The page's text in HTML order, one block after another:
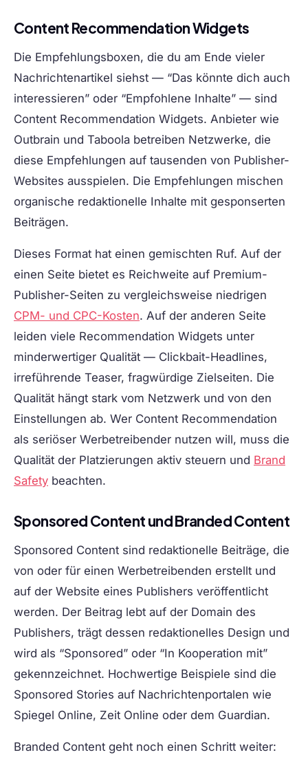
Content Recommendation Widgets
Die Empfehlungsboxen, die du am Ende vieler
Nachrichtenartikel siehst — “Das könnte dich auch
interessieren” oder “Empfohlene Inhalte” — sind
Content Recommendation Widgets. Anbieter wie
Outbrain und Taboola betreiben Netzwerke, die
diese Empfehlungen auf tausenden von Publisher-
Websites ausspielen. Die Empfehlungen mischen
organische redaktionelle Inhalte mit gesponserten
Beiträgen.
Dieses Format hat einen gemischten Ruf. Auf der
einen Seite bietet es Reichweite auf Premium-
Publisher-Seiten zu vergleichsweise niedrigen
CPM- und CPC-Kosten. Auf der anderen Seite
leiden viele Recommendation Widgets unter
minderwertiger Qualität — Clickbait-Headlines,
irreführende Teaser, fragwürdige Zielseiten. Die
Qualität hängt stark vom Netzwerk und von den
Einstellungen ab. Wer Content Recommendation
als seriöser Werbetreibender nutzen will, muss die
Qualität der Platzierungen aktiv steuern und Brand
Safety beachten.
Sponsored Content und Branded Content
Sponsored Content sind redaktionelle Beiträge, die
von oder für einen Werbetreibenden erstellt und
auf der Website eines Publishers veröffentlicht
werden. Der Beitrag lebt auf der Domain des
Publishers, trägt dessen redaktionelles Design und
wird als “Sponsored” oder “In Kooperation mit”
gekennzeichnet. Hochwertige Beispiele sind die
Sponsored Stories auf Nachrichtenportalen wie
Spiegel Online, Zeit Online oder dem Guardian.
Branded Content geht noch einen Schritt weiter: